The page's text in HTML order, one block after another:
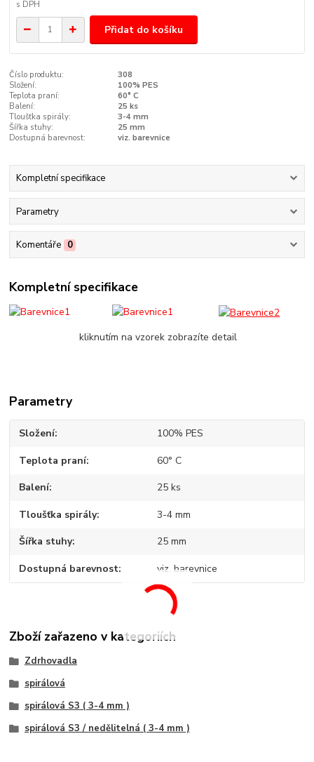
Přidat do košíku
Číslo produktu:
308
Složení:
100% PES
Teplota praní:
60° C
Balení:
25 ks
Tloušťka spirály:
3-4 mm
Šířka stuhy:
25 mm
Dostupná barevnost:
viz. barevnice
Kompletní specifikace
Parametry
Komentáře 0
Kompletní specifikace
kliknutím na vzorek zobrazíte detail
Parametry
Složení 100% PES
Teplota praní 60° C
Balení 25 ks
Tloušťka spirály 3-4 mm
Šířka stuhy 25 mm
Dostupná barevnost viz. barevnice
Zboží zařazeno v kategoriích
Zdrhovadla
spirálová
spirálová S3 ( 3-4 mm )
spirálová S3 / nedělitelná ( 3-4 mm )